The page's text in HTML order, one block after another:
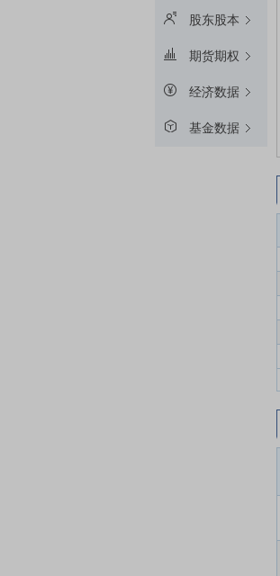
股东股本
期货期权
经济数据
基金数据